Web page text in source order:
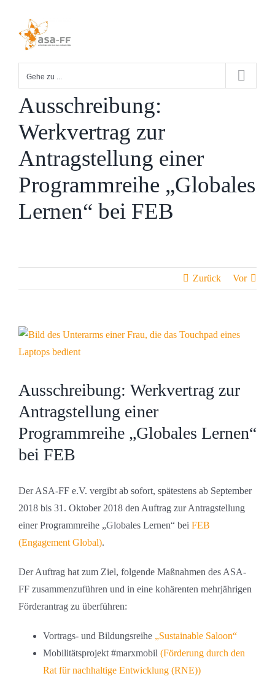
springen
Gehe zu ...
Ausschreibung:
Werkvertrag zur
Antragstellung einer
Programmreihe „Globales
Lernen“ bei FEB
Zurück Vor
Zeige
grösseres
Ausschreibung: Werkvertrag zur
Antragstellung einer
Programmreihe „Globales Lernen“
bei FEB
Der ASA-FF e.V. vergibt ab sofort, spätestens ab September
2018 bis 31. Oktober 2018 den Auftrag zur Antragstellung
einer Programmreihe „Globales Lernen“ bei FEB
(Engagement Global).
Der Auftrag hat zum Ziel, folgende Maßnahmen des ASA-
FF zusammenzuführen und in eine kohärenten mehrjährigen
Förderantrag zu überführen:
Vortrags- und Bildungsreihe „Sustainable Saloon“
Mobilitätsprojekt #marxmobil (Förderung durch den
Rat für nachhaltige Entwicklung (RNE))